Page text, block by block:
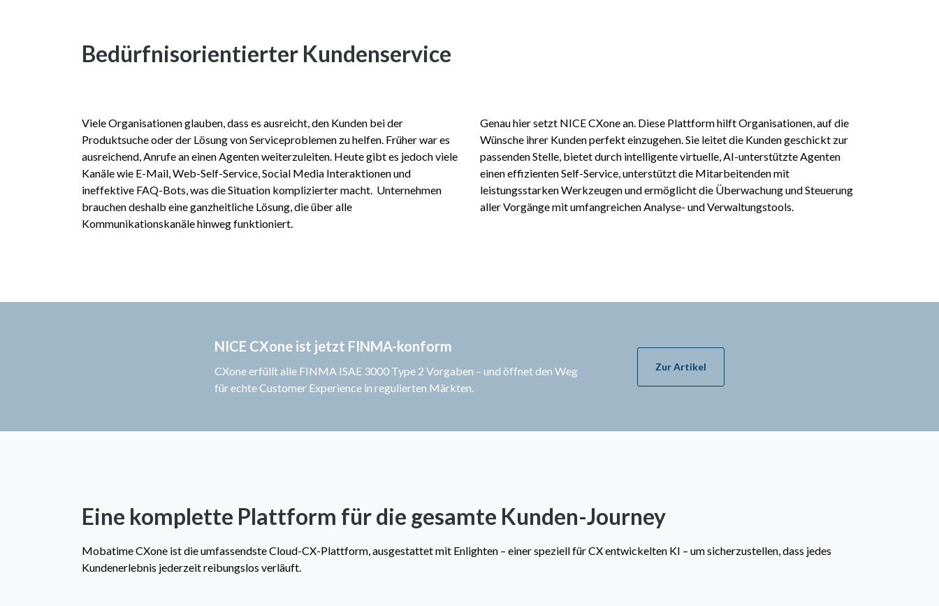
Bedürfnisorientierter Kundenservice
Viele Organisationen glauben, dass es ausreicht, den Kunden bei der
Produktsuche oder der Lösung von Serviceproblemen zu helfen. Früher war es
ausreichend, Anrufe an einen Agenten weiterzuleiten. Heute gibt es jedoch viele
Kanäle wie E-Mail, Web-Self-Service, Social Media Interaktionen und
ineffektive FAQ-Bots, was die Situation komplizierter macht. Unternehmen
brauchen deshalb eine ganzheitliche Lösung, die über alle
Kommunikationskanäle hinweg funktioniert.
Genau hier setzt NICE CXone an. Diese Plattform hilft Organisationen, auf die
Wünsche ihrer Kunden perfekt einzugehen. Sie leitet die Kunden geschickt zur
passenden Stelle, bietet durch intelligente virtuelle, AI-unterstützte Agenten
einen effizienten Self-Service, unterstützt die Mitarbeitenden mit
leistungsstarken Werkzeugen und ermöglicht die Überwachung und Steuerung
aller Vorgänge mit umfangreichen Analyse- und Verwaltungstools.
NICE CXone ist jetzt FINMA-konform
CXone erfüllt alle FINMA ISAE 3000 Type 2 Vorgaben – und öffnet den Weg
für echte Customer Experience in regulierten Märkten.
Zur Artikel
Eine komplette Plattform für die gesamte Kunden-Journey
Mobatime CXone ist die umfassendste Cloud-CX-Plattform, ausgestattet mit Enlighten – einer speziell für CX entwickelten KI – um sicherzustellen, dass jedes
Kundenerlebnis jederzeit reibungslos verläuft.